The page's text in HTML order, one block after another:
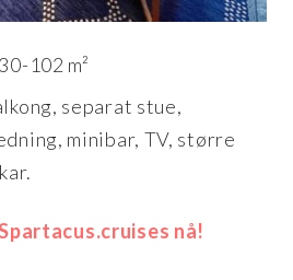
102 m²
separat stue,
minibar, TV, større
nå!